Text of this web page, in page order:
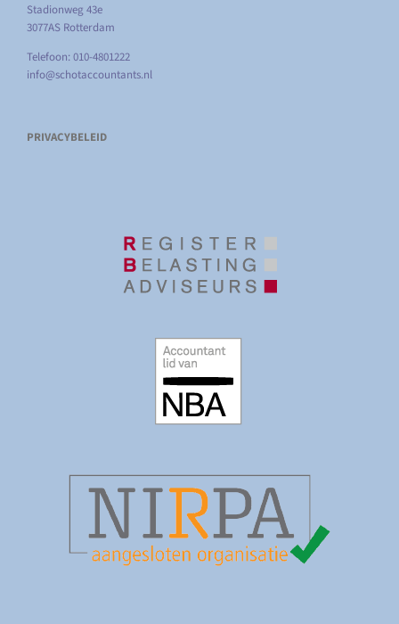
Stadionweg 43e
3077AS Rotterdam
Telefoon: 010-4801222
info@schotaccountants.nl
PRIVACYBELEID